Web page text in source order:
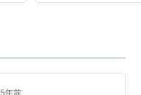
5年前